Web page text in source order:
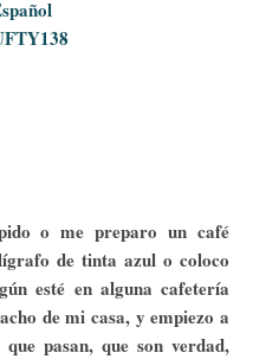
8
o me preparo un café
de tinta azul o coloco
esté en alguna cafetería
de mi casa, y empiezo a
pasan, que son verdad,